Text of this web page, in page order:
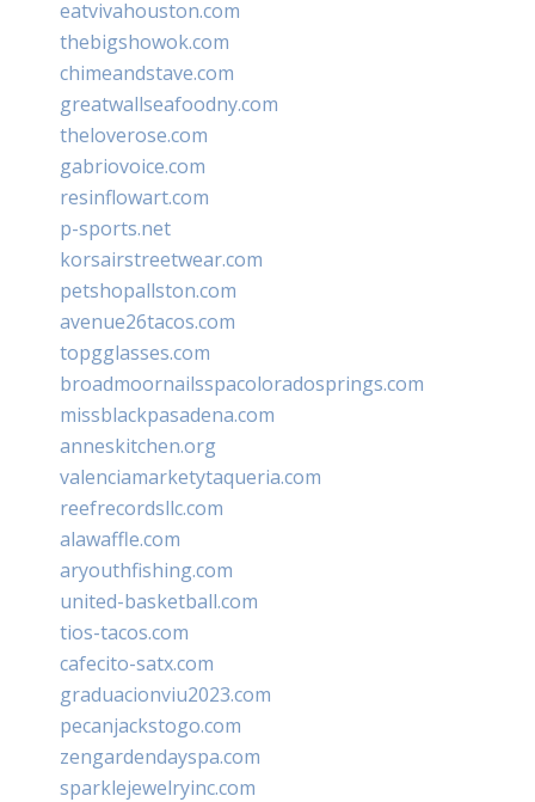
eatvivahouston.com
thebigshowok.com
chimeandstave.com
greatwallseafoodny.com
theloverose.com
gabriovoice.com
resinflowart.com
p-sports.net
korsairstreetwear.com
petshopallston.com
avenue26tacos.com
topgglasses.com
broadmoornailsspacoloradosprings.com
missblackpasadena.com
anneskitchen.org
valenciamarketytaqueria.com
reefrecordsllc.com
alawaffle.com
aryouthfishing.com
united-basketball.com
tios-tacos.com
cafecito-satx.com
graduacionviu2023.com
pecanjackstogo.com
zengardendayspa.com
sparklejewelryinc.com